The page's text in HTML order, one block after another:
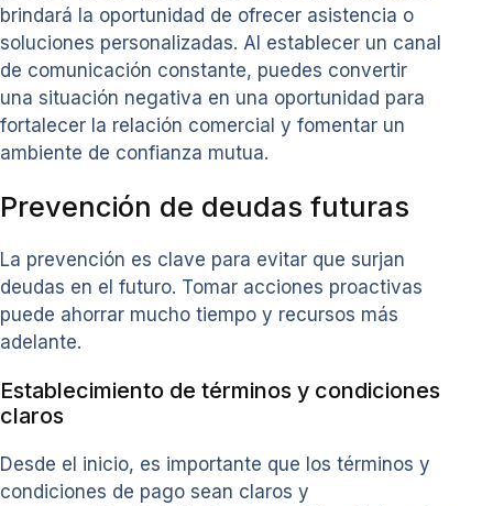
brindará la oportunidad de ofrecer asistencia o
soluciones personalizadas. Al establecer un canal
de comunicación constante, puedes convertir
una situación negativa en una oportunidad para
fortalecer la relación comercial y fomentar un
ambiente de confianza mutua.
Prevención de deudas futuras
La prevención es clave para evitar que surjan
deudas en el futuro. Tomar acciones proactivas
puede ahorrar mucho tiempo y recursos más
adelante.
Establecimiento de términos y condiciones
claros
Desde el inicio, es importante que los términos y
condiciones de pago sean claros y